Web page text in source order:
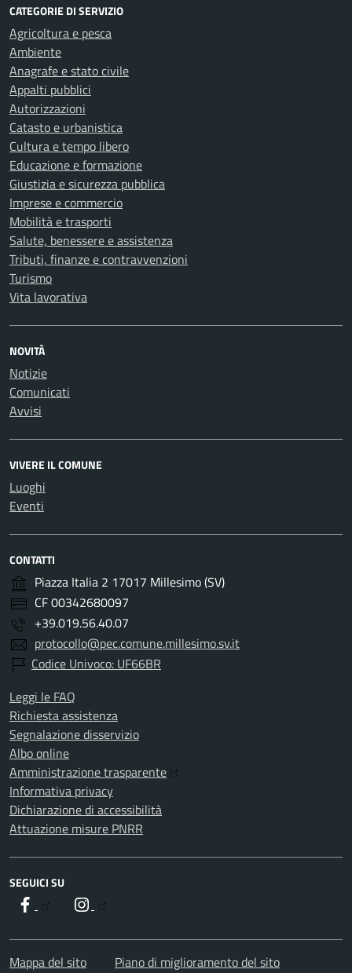
CATEGORIE DI SERVIZIO
Agricoltura e pesca
Ambiente
Anagrafe e stato civile
Appalti pubblici
Autorizzazioni
Catasto e urbanistica
Cultura e tempo libero
Educazione e formazione
Giustizia e sicurezza pubblica
Imprese e commercio
Mobilità e trasporti
Salute, benessere e assistenza
Tributi, finanze e contravvenzioni
Turismo
Vita lavorativa
NOVITÀ
Notizie
Comunicati
Avvisi
VIVERE IL COMUNE
Luoghi
Eventi
CONTATTI
Piazza Italia 2 17017 Millesimo (SV)
CF 00342680097
+39.019.56.40.07
protocollo@pec.comune.millesimo.sv.it
Codice Univoco: UF66BR
Leggi le FAQ
Richiesta assistenza
Segnalazione disservizio
Albo online
Amministrazione trasparente
Informativa privacy
Dichiarazione di accessibilità
Attuazione misure PNRR
SEGUICI SU
Facebook Instagram
Mappa del sito
Piano di miglioramento del sito